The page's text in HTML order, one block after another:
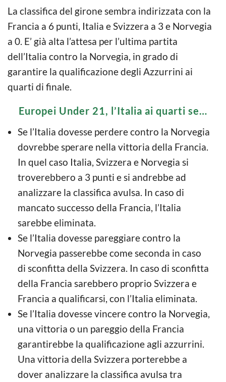
La classifica del girone sembra indirizzata con la
Francia a 6 punti, Italia e Svizzera a 3 e Norvegia
a 0. E’ già alta l’attesa per l’ultima partita
dell’Italia contro la Norvegia, in grado di
garantire la qualificazione degli Azzurrini ai
quarti di finale.
Europei Under 21, l’Italia ai quarti se…
Se l’Italia dovesse perdere contro la Norvegia
dovrebbe sperare nella vittoria della Francia.
In quel caso Italia, Svizzera e Norvegia si
troverebbero a 3 punti e si andrebbe ad
analizzare la classifica avulsa. In caso di
mancato successo della Francia, l’Italia
sarebbe eliminata.
Se l’Italia dovesse pareggiare contro la
Norvegia passerebbe come seconda in caso
di sconfitta della Svizzera. In caso di sconfitta
della Francia sarebbero proprio Svizzera e
Francia a qualificarsi, con l’Italia eliminata.
Se l’Italia dovesse vincere contro la Norvegia,
una vittoria o un pareggio della Francia
garantirebbe la qualificazione agli azzurrini.
Una vittoria della Svizzera porterebbe a
dover analizzare la classifica avulsa tra